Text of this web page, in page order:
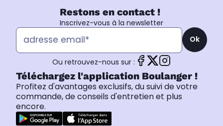
Restons en contact !
Inscrivez-vous à la newsletter
Ok
Ou retrouvez-nous sur :
Téléchargez l'application Boulanger !
Profitez d'avantages exclusifs, du suivi de votre
commande, de conseils d'entretien et plus
encore.